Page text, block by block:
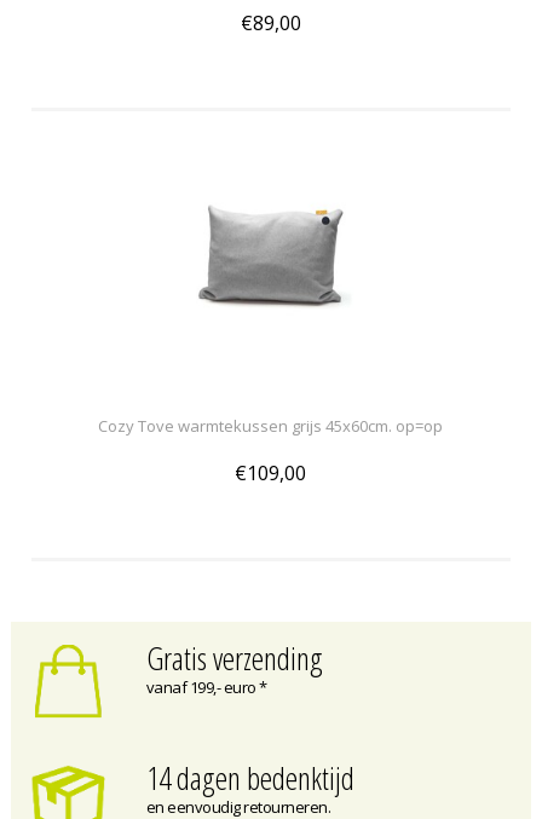
€89,00
Cozy Tove warmtekussen grijs 45x60cm. op=op
€109,00
Gratis verzending
vanaf 199,- euro *
14 dagen bedenktijd
en eenvoudig retourneren.